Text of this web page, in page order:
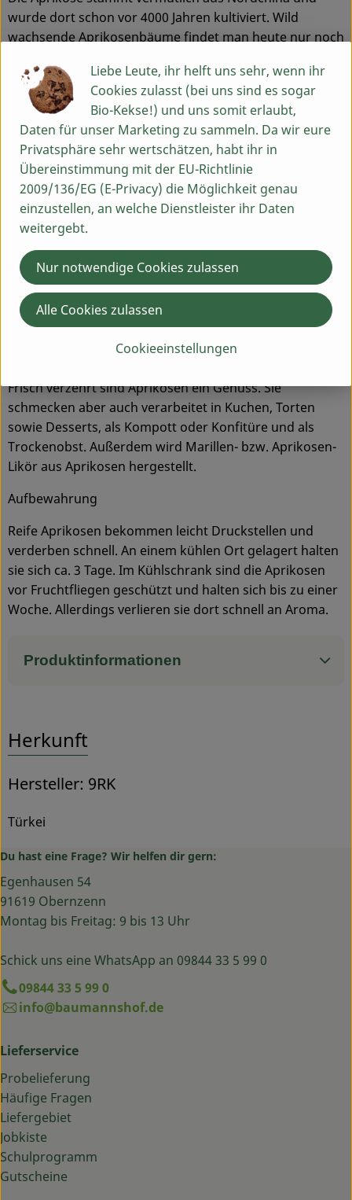
wurde dort schon vor 4000 Jahren kultiviert. Wild
wachsende Aprikosenbäume findet man heute nur noch
Anbaugebiete befinden sich hauptsächlich im
Mittelmeerraum.
Saison
Frische Aprikosen gibt es in Deutschland von Juni bis
September. Importe stammen überwiegend aus
Spanien, Italien, Frankreich und Griechenland.
Geschmack
Vollreife Aprikosen haben ein weiches, süß-
aromatisches Fruchtfleisch und sind sehr saftig. Unreife
Früchte sind sehr wasserreich und etwas säuerlich. Die
Aprikose ist generell eine gut steinlösende Frucht.
Frisch verzehrt sind Aprikosen ein Genuss. Sie
schmecken aber auch verarbeitet in Kuchen, Torten
sowie Desserts, als Kompott oder Konfitüre und als
Trockenobst. Außerdem wird Marillen- bzw. Aprikosen-
Likör aus Aprikosen hergestellt.
Aufbewahrung
Reife Aprikosen bekommen leicht Druckstellen und
verderben schnell. An einem kühlen Ort gelagert halten
sie sich ca. 3 Tage. Im Kühlschrank sind die Aprikosen
vor Fruchtfliegen geschützt und halten sich bis zu einer
Woche. Allerdings verlieren sie dort schnell an Aroma.
Produktinformationen
Herkunft
Hersteller: 9RK
Türkei
Du hast eine Frage? Wir helfen dir gern:
Egenhausen 54
91619 Obernzenn
Montag bis Freitag: 9 bis 13 Uhr
Schick uns eine WhatsApp an 09844 33 5 99 0
09844 33 5 99 0
info@baumannshof.de
Lieferservice
Probelieferung
Häufige Fragen
Liefergebiet
Jobkiste
Schulprogramm
Gutscheine
Liebe Leute, ihr helft uns sehr, wenn ihr
Cookies zulasst (bei uns sind es sogar
Bio-Kekse!) und uns somit erlaubt,
Daten für unser Marketing zu sammeln. Da wir eure
Privatsphäre sehr wertschätzen, habt ihr in
Übereinstimmung mit der EU-Richtlinie
2009/136/EG (E-Privacy) die Möglichkeit genau
einzustellen, an welche Dienstleister ihr Daten
weitergebt.
Cookieeinstellungen
Nur notwendige Cookies zulassen
Alle Cookies zulassen